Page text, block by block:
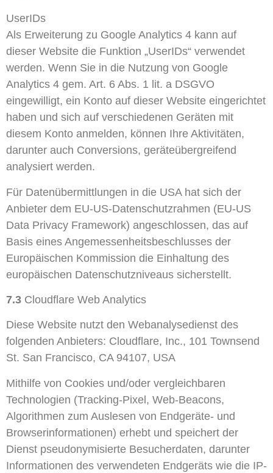
UserIDs
Als Erweiterung zu Google Analytics 4 kann auf
dieser Website die Funktion „UserIDs“ verwendet
werden. Wenn Sie in die Nutzung von Google
Analytics 4 gem. Art. 6 Abs. 1 lit. a DSGVO
eingewilligt, ein Konto auf dieser Website eingerichtet
haben und sich auf verschiedenen Geräten mit
diesem Konto anmelden, können Ihre Aktivitäten,
darunter auch Conversions, geräteübergreifend
analysiert werden.
Für Datenübermittlungen in die USA hat sich der
Anbieter dem EU-US-Datenschutzrahmen (EU-US
Data Privacy Framework) angeschlossen, das auf
Basis eines Angemessenheitsbeschlusses der
Europäischen Kommission die Einhaltung des
europäischen Datenschutzniveaus sicherstellt.
7.3 Cloudflare Web Analytics
Diese Website nutzt den Webanalysedienst des
folgenden Anbieters: Cloudflare, Inc., 101 Townsend
St. San Francisco, CA 94107, USA
Mithilfe von Cookies und/oder vergleichbaren
Technologien (Tracking-Pixel, Web-Beacons,
Algorithmen zum Auslesen von Endgeräte- und
Browserinformationen) erhebt und speichert der
Dienst pseudonymisierte Besucherdaten, darunter
Informationen des verwendeten Endgeräts wie die IP-